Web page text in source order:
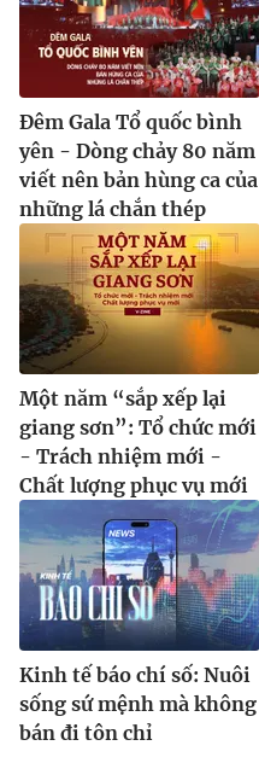
Đêm Gala Tổ quốc bình
yên - Dòng chảy 80 năm
viết nên bản hùng ca của
những lá chắn thép
Một năm “sắp xếp lại
giang sơn”: Tổ chức mới
- Trách nhiệm mới -
Chất lượng phục vụ mới
Kinh tế báo chí số: Nuôi
sống sứ mệnh mà không
bán đi tôn chỉ